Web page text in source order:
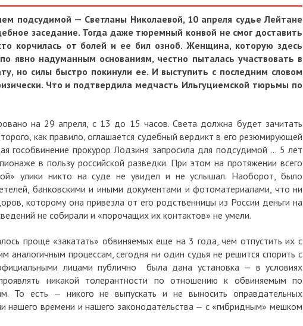
подсудимой — Светланы Николаевой, 10 апреля судье Лейтане
заседание. Тогда даже тюремный конвой не смог доставить
корчилась от болей и ее бил озноб. Женщина, которую здесь
явно надуманным основаниям, честно пыталась участвовать в
но силы быстро покинули ее. И выступить с последним словом
Что и подтвердила медчасть Ильгуциемской тюрьмы по
на 29 апреля, с 13 до 15 часов. Света должна будет зачитать
как правило, оглашается судебный вердикт в его резюмирующей
гособвинение прокурор Лодзиня запросила для подсудимой … 5 лет
в пользу российской разведки. При этом на протяжении всего
улики никто на суде не увидел и не услышал. Наоборот, было
банковскими и иными документами и фотоматериалами, что ни
которому она привезла от его родственницы из России деньги на
не собирали и «порочащих их контактов» не умели.
проще «закатать» обвиняемых еще на 3 года, чем отпустить их с
процессам, сегодня ни один судья не решится спорить с
лицами публично была дана установка — в условиях
никакой толерантности по отношению к обвиняемым по
То есть — никого не выпускать и не выносить оправдательных
нашего времени и нашего законодательства — с «гибридным» мешком